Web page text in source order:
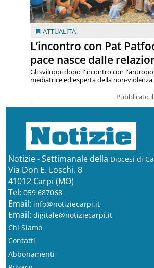
ATTUALITÀ
L’incontro con Pat
pace nasce dalle
Pubblicato
Gli sviluppi dopo l'incontro con
mediatrice ed esperta della non-violenza
Notizie - Settimanale della Diocesi di
Via Don E. Loschi, 8
41012 Carpi (MO)
Tel: 059 687068
Email: info@notiziecarpi.it
Email: digitale@notiziecarpi.it
Chi Siamo
Contatti
Abbonamenti